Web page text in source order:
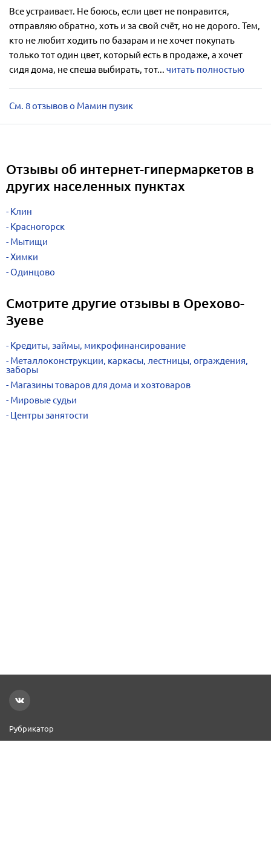
Все устраивает. Не боюсь, если цвет не понравится,
отправляю обратно, хоть и за свой счёт, но не дорого. Тем,
кто не любит ходить по базарам и не хочет покупать
только тот один цвет, который есть в продаже, а хочет
сидя дома, не спеша выбирать, тот... читать полностью
См. 8 отзывов о Мамин пузик
Отзывы об интернет-гипермаркетов в
других населенных пунктах
Клин
Красногорск
Мытищи
Химки
Одинцово
Смотрите другие отзывы в Орехово-
Зуеве
Кредиты, займы, микрофинансирование
Металлоконструкции, каркасы, лестницы, ограждения,
заборы
Магазины товаров для дома и хозтоваров
Мировые судьи
Центры занятости
Рубрикатор